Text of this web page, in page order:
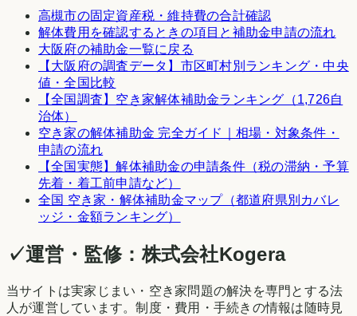
高槻市の固定資産税・維持費の合計確認
解体費用を確認するときの項目と補助金申請の流れ
大阪府の補助金一覧に戻る
【 大阪府の調査データ】市区町村別ランキング・中央
値・全国比較
【全国調査】空き家解体補助金ランキング（1,726自
治体）
空き家の解体補助金 完全ガイド｜相場・対象条件・
申請の流れ
【全国実態】解体補助金の申請条件（税の滞納・予算
先着・着工前申請など）
全国 空き家・解体補助金マップ（都道府県別カバレ
ッジ・金額ランキング）
✓運営・監修：株式会社Kogera
当サイトは実家じまい・空き家問題の解決を専門とする法
人が運営しています。制度・費用・手続きの情報は随時見